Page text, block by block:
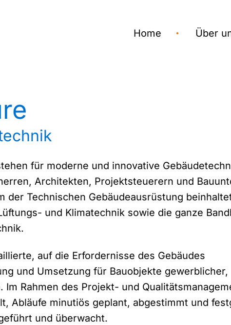
Home Über
für moderne und innovative
Architekten, Projektsteuerern und
der Technischen Gebäudeausrüstung
und Klimatechnik sowie die ganze
auf die Erfordernisse des Gebäudes
und Umsetzung für Bauobjekte gewerblicher,
Rahmen des Projekt- und
Abläufe minutiös geplant, abgestimmt und
und überwacht.